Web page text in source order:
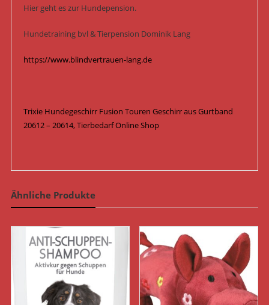
Hier geht es zur Hundepension.
Hundetraining bvl & Tierpension Dominik Lang
https://www.blindvertrauen-lang.de
Trixie Hundegeschirr Fusion Touren Geschirr aus Gurtband
20612 – 20614, Tierbedarf Online Shop
Ähnliche Produkte